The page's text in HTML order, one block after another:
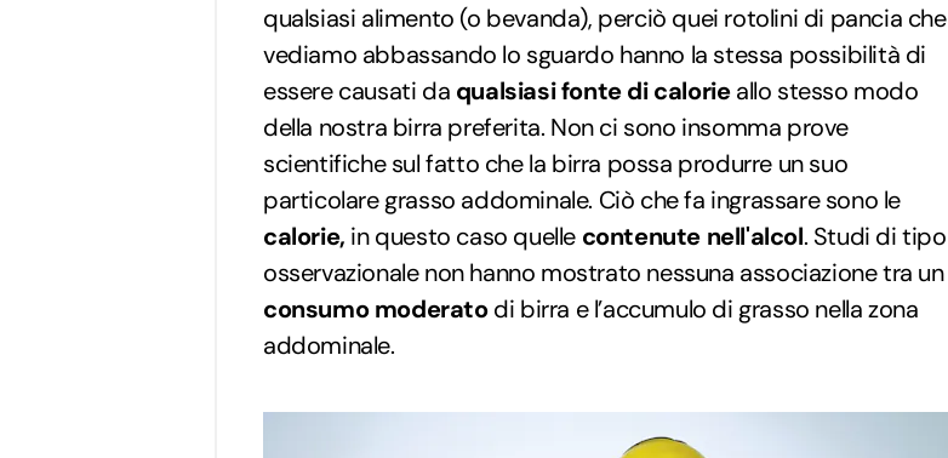
qualsiasi alimento (o bevanda), perciò quei rotolini di pancia che
vediamo abbassando lo sguardo hanno la stessa possibilità di
essere causati da qualsiasi fonte di calorieallo stesso modo
della nostra birra preferita. Non ci sono insomma prove
scientifiche sul fatto che la birra possa produrre un suo
particolare grasso addominale. Ciò che fa ingrassare sono le
calorie, in questo caso quelle contenute nell'alcol. Studi di tipo
osservazionale non hanno mostrato nessuna associazione tra un
consumo moderatodi birra e l’accumulo di grasso nella zona
addominale.